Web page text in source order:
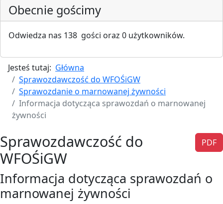
Obecnie gościmy
Odwiedza nas 138 gości oraz 0 użytkowników.
Jesteś tutaj: Główna
Sprawozdawczość do WFOŚiGW
Sprawozdanie o marnowanej żywności
Informacja dotycząca sprawozdań o marnowanej
żywności
PDF
Sprawozdawczość do
WFOŚiGW
Informacja dotycząca sprawozdań o
marnowanej żywności